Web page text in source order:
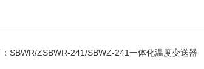
SBWR/ZSBWR-241/SBWZ-241一体化温度变送器